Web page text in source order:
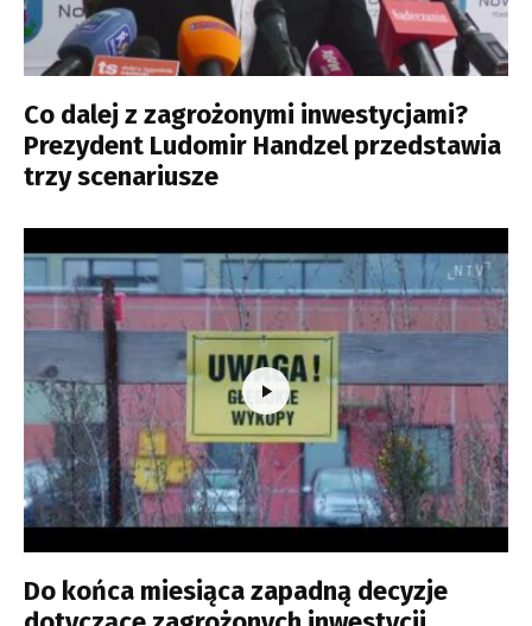
Co dalej z zagrożonymi inwestycjami?
Prezydent Ludomir Handzel przedstawia
trzy scenariusze
Do końca miesiąca zapadną decyzje